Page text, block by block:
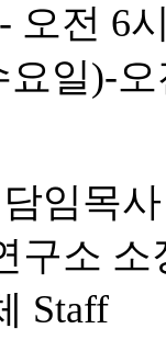
오전 6
일)-
임목사
구소 소
Staff